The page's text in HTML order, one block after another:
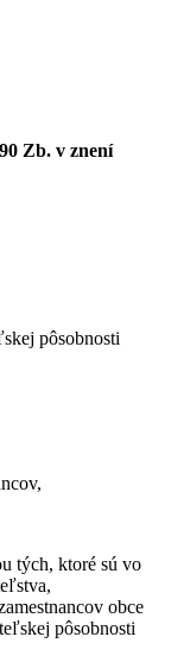
Zb. v znení
pôsobnosti
tých, ktoré sú vo
obce
pôsobnosti